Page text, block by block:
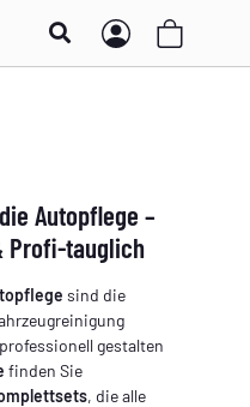
Autopflege –
Profi-tauglich
sind die
gestalten
finden Sie
, die alle